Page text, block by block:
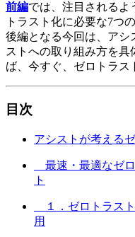
前編では、注目されるよ
トラスト化に必要な7つ
後編となる今回は、アシ
ストへの取り組み方を具
ば、今すぐ、ゼロトラス
目次
アシストが考える
最速・最適なゼ
ト
１．ゼロトラス
用